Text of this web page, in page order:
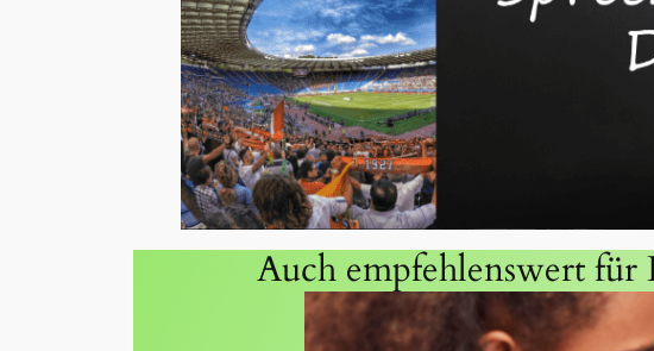
Auch empfehlenswert für